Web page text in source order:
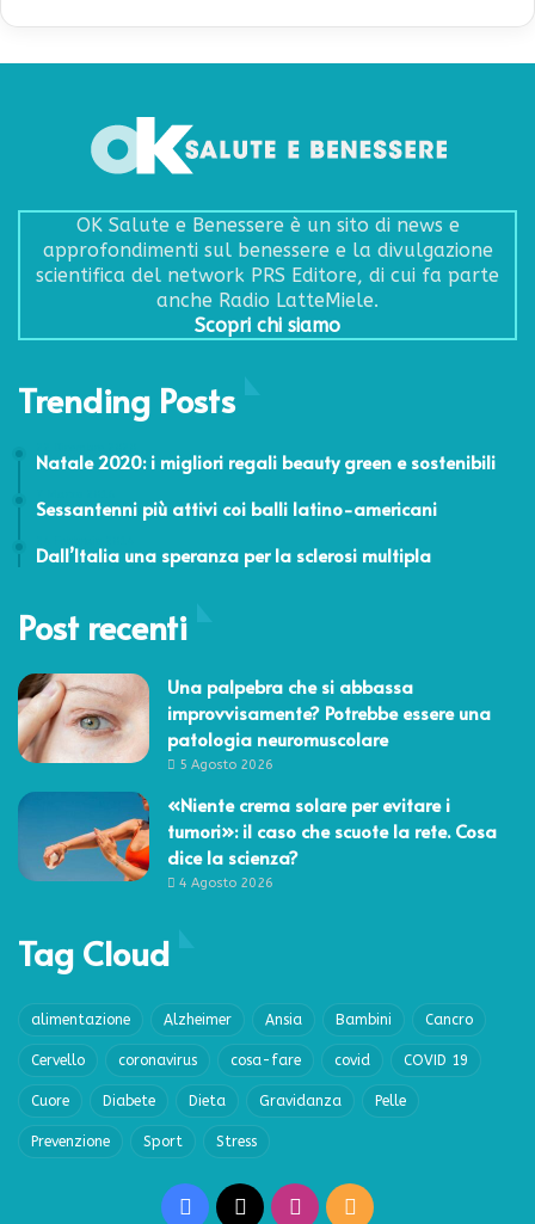
OK Salute e Benessere è un sito di news e
approfondimenti sul benessere e la divulgazione
scientifica del network PRS Editore, di cui fa parte
anche Radio LatteMiele.
Scopri chi siamo
Trending Posts
Natale 2020: i migliori regali beauty green e sostenibili
Sessantenni più attivi coi balli latino-americani
Dall’Italia una speranza per la sclerosi multipla
Post recenti
Una palpebra che si abbassa
improvvisamente? Potrebbe essere una
patologia neuromuscolare
5 Agosto 2026
«Niente crema solare per evitare i
tumori»: il caso che scuote la rete. Cosa
dice la scienza?
4 Agosto 2026
Tag Cloud
alimentazione Alzheimer Ansia Bambini Cancro
Cervello coronavirus cosa-fare covid COVID 19
Cuore Diabete Dieta Gravidanza Pelle
Prevenzione Sport Stress
Facebook Instagram
RSS